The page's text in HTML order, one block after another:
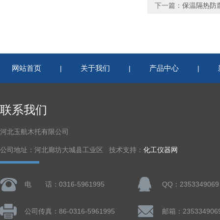
下一篇： 保温隔热防
网站首页 | 关于我们 | 产品中心 |
联系我们
河北玉航木托有限公司
公司地址：河北廊坊大城县工业区 技术支持： 化工仪器网
电 话：0316-5961995 QQ：2353349069
公司传真：86-0316-5961995 邮箱：